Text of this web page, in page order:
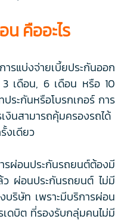
คืออะไร
แบ่งจ่ายเบี้ยประกันออก
3 เดือน, 6 เดือน หรือ 10
ระกันหรือโบรกเกอร์ การ
งินสามารถคุ้มครองรถได้
งเดียว
รผ่อนประกันรถยนต์ต้องมี
ผ่อนประกันรถยนต์ ไม่มี
บริษัท เพราะมีบริการผ่อน
ดบิต ที่รองรับกลุ่มคนไม่มี